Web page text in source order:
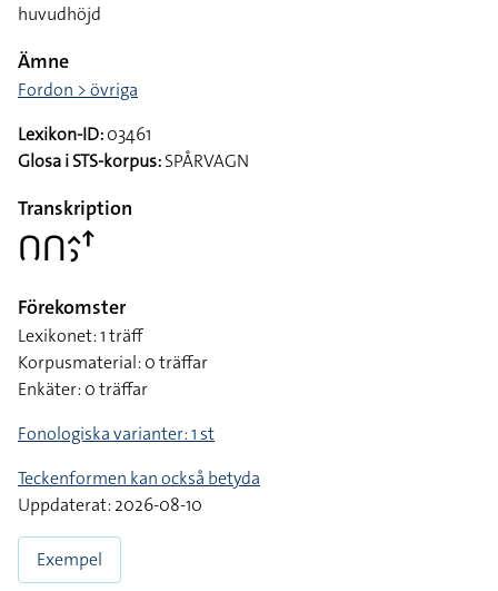
huvudhöjd
Ämne
Fordon > övriga
Lexikon-ID:03461
Glosa i STS-korpus:SPÅRVAGN
Transkription
􌤂􌤽􌤵􌤶􌦃
Förekomster
Lexikonet: 1 träff
Korpusmaterial: 0 träffar
Enkäter: 0 träffar
Fonologiska varianter: 1 st
Teckenformen kan också betyda
Uppdaterat: 2026-08-10
Exempel